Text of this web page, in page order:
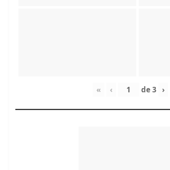
« ‹ de3 ›